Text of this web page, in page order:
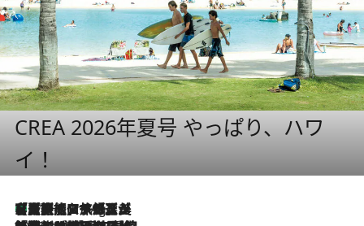
CREA 2026年夏号 やっぱり、ハワ
イ！
11 Hours Ago
【厳選旅コスメ】「多機能アイテムがメイン！」旅好き美容エディターが選んだ夏旅ベストコスメを発表【Mサイズジップ】